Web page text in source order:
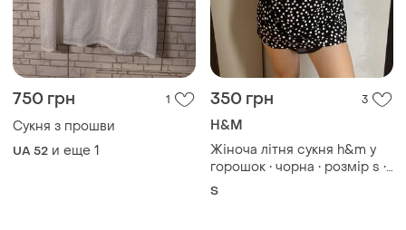
750 грн 1
Сукня з прошви
UA 52 и еще 1
350 грн 3
H&M
Жіноча літня сукня h&m у
горошок • чорна • розмір s •
ідеальний стан
S